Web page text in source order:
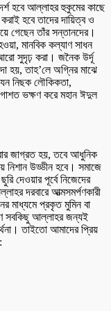
হবে আল্লাহর হুকুমের কাছে
হবে তাদের দায়িত্ব ও
গেছেন তাঁর সন্তানদের।
মানবিক কল্যাণ সাধন
আরো সুদৃঢ় করা। জনৈক উর্দূ
হয়, তাহ’লে অগ্নির মাঝে
নিছক লৌকিকতা,
ভক্ষণ করে মহান ঈদুল
জাগ্রত হয়, তবে আধুনিক
নিশান উড্ডীন হবে। সমাজে
দেওয়ার পূর্বে নিজেদের
দরবারে আত্মসমর্পণকারী
মাধ্যমে প্রকৃত মুমিন বা
সবকিছু আল্লাহর জন্যই
তাইতো আমাদের প্রিয়